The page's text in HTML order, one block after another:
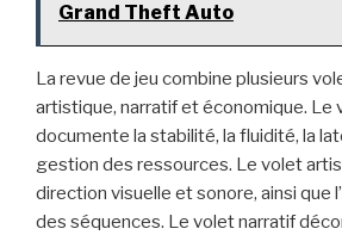
Grand Theft Auto
La revue de jeu combine plusieurs
artistique, narratif et économique. Le
documente la stabilité, la fluidité, la
gestion des ressources. Le volet
direction visuelle et sonore, ainsi que
des séquences. Le volet narratif